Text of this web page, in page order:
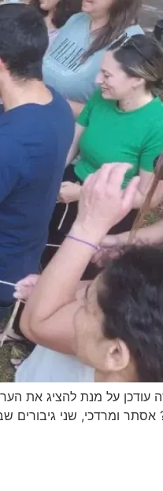
אסתר ומרדכי, שני גיבורים